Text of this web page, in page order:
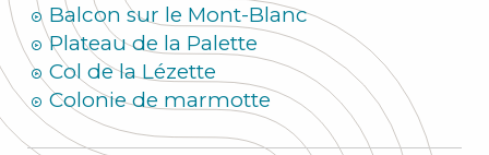
Balcon sur le Mont-Blanc
Plateau de la Palette
Col de la Lézette
Colonie de marmotte